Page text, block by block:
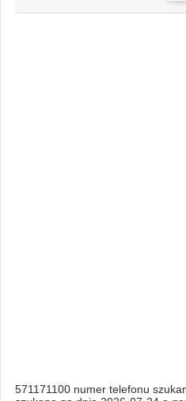
571171100 numer telefonu